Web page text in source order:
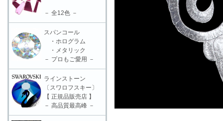
－ 全12色 －
スパンコール
・ホログラム
・メタリック
－ プロもご愛用 －
ラインストーン
〔スワロフスキー〕
【 正規品販売店 】
－ 高品質最高峰 －